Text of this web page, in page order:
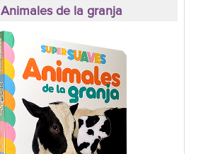
Animales de la granja